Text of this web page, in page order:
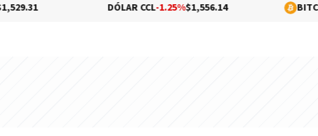
-1.25%$1,556.14 0.07%